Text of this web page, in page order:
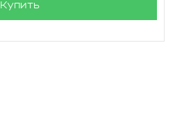
Купить